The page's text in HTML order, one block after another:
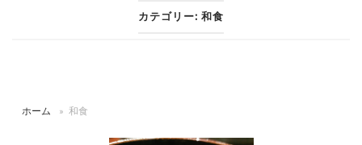
カテゴリー: 和食
ホーム » 和食